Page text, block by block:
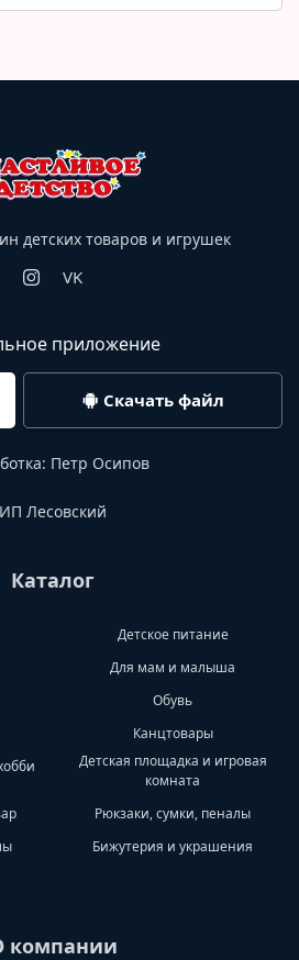
детских товаров и игрушек
VK
приложение
Скачать файл
Петр Осипов
ИП Лесовский
Каталог
Детское питание
Для мам и малыша
Обувь
Канцтовары
Детская площадка и игровая
комната
Рюкзаки, сумки, пеналы
Бижутерия и украшения
компании